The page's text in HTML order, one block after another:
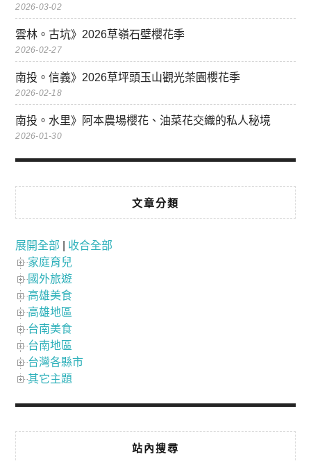
2026-03-02
雲林。古坑》2026草嶺石壁櫻花季
2026-02-27
南投。信義》2026草坪頭玉山觀光茶園櫻花季
2026-02-18
南投。水里》阿本農場櫻花、油菜花交織的私人秘境
2026-01-30
文章分類
展開全部
收合全部
家庭育兒
國外旅遊
高雄美食
高雄地區
台南美食
台南地區
台灣各縣市
其它主題
站內搜尋